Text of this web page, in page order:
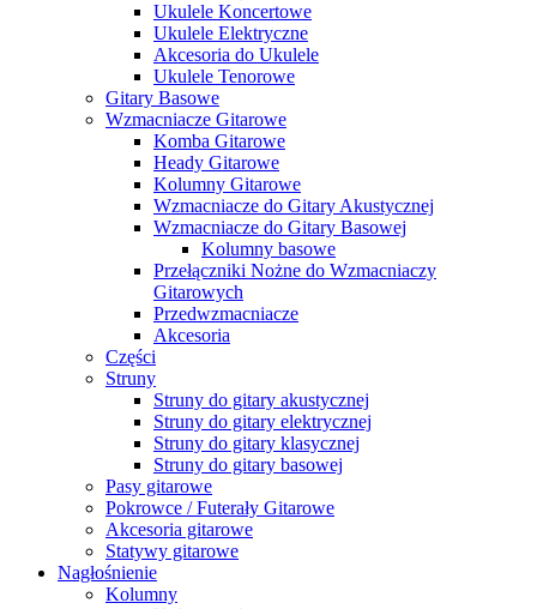
Ukulele Koncertowe
Ukulele Elektryczne
Akcesoria do Ukulele
Ukulele Tenorowe
Gitary Basowe
Wzmacniacze Gitarowe
Komba Gitarowe
Heady Gitarowe
Kolumny Gitarowe
Wzmacniacze do Gitary Akustycznej
Wzmacniacze do Gitary Basowej
Kolumny basowe
Przełączniki Nożne do Wzmacniaczy
Gitarowych
Przedwzmacniacze
Akcesoria
Części
Struny
Struny do gitary akustycznej
Struny do gitary elektrycznej
Struny do gitary klasycznej
Struny do gitary basowej
Pasy gitarowe
Pokrowce / Futerały Gitarowe
Akcesoria gitarowe
Statywy gitarowe
Nagłośnienie
Kolumny